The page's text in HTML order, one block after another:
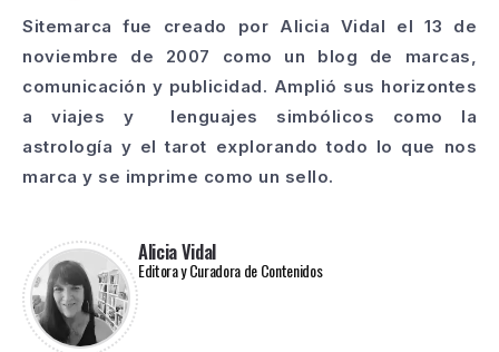
Sitemarca fue creado por Alicia Vidal el 13 de
noviembre de 2007 como un blog de marcas,
comunicación y publicidad. Amplió sus horizontes
a viajes y lenguajes simbólicos como la
astrología y el tarot explorando todo lo que nos
marca y se imprime como un sello.
Alicia Vidal
Editora y Curadora de Contenidos